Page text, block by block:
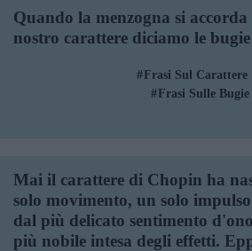
Quando la menzogna si accorda
nostro carattere diciamo le
Frasi Sul Carattere
Frasi Sulle Bugie
Mai il carattere di Chopin ha
solo movimento, un solo
dal più delicato sentimento
più nobile intesa degli effetti.